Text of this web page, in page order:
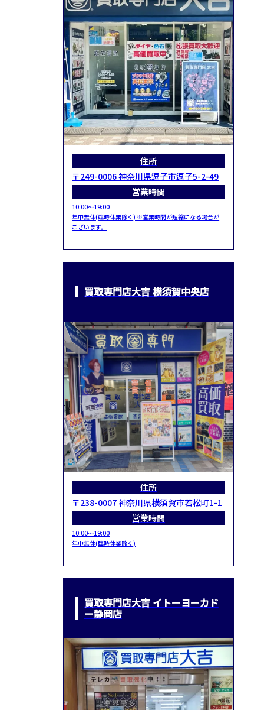
住所
〒249-0006 神奈川県逗子市逗子5-2-49
営業時間
10:00～19:00
年中無休(臨時休業除く) ※営業時間が短縮になる場合が
ございます。
買取専門店大吉 横須賀中央店
住所
〒238-0007 神奈川県横須賀市若松町1-1
営業時間
10:00～19:00
年中無休(臨時休業除く)
買取専門店大吉 イトーヨーカド
ー静岡店